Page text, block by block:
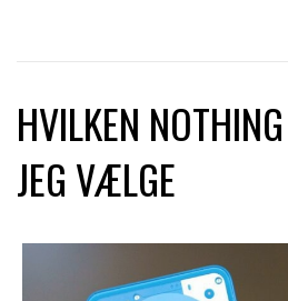
HVILKEN
JEG VÆLGE